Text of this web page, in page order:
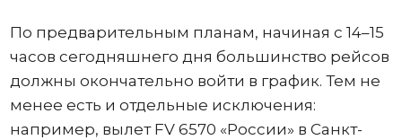
По предварительным планам, начиная с 14–15
часов сегодняшнего дня большинство рейсов
должны окончательно войти в график. Тем не
менее есть и отдельные исключения:
например, вылет FV 6570 «России» в Санкт-